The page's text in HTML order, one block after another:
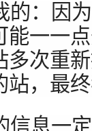
的：因
能一一
多次重
站，最
信息一